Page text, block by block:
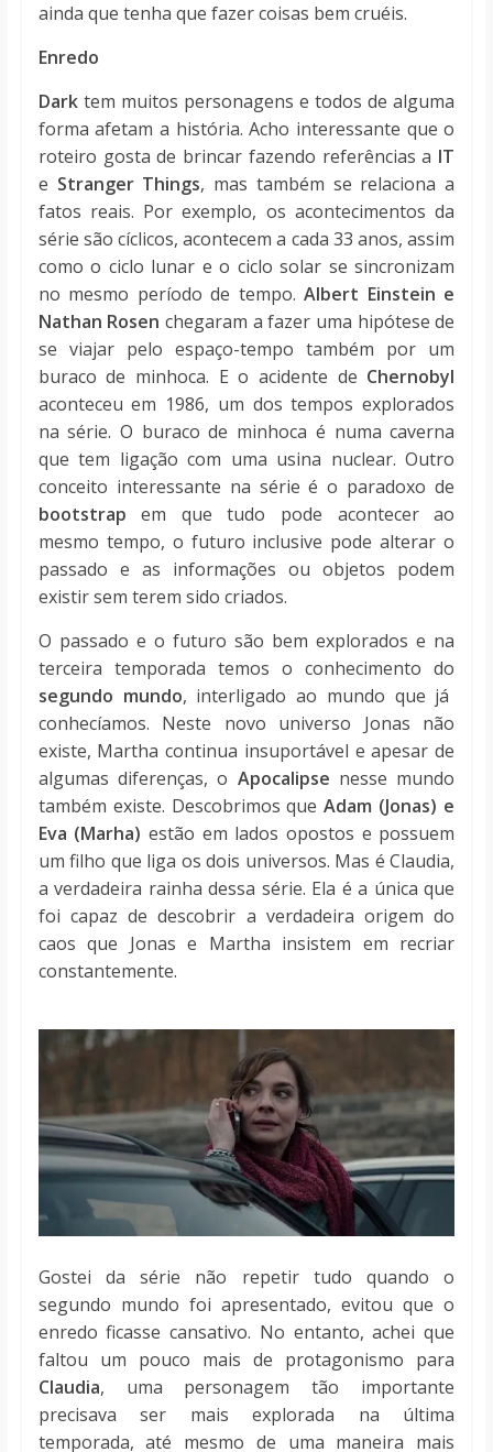
ainda que tenha que fazer coisas bem cruéis.
Enredo
Darktem muitos personagens e todos de alguma
forma afetam a história. Acho interessante que o
roteiro gosta de brincar fazendo referências a IT
e Stranger Things, mas também se relaciona a
fatos reais. Por exemplo, os acontecimentos da
série são cíclicos, acontecem a cada 33 anos, assim
como o ciclo lunar e o ciclo solar se sincronizam
no mesmo período de tempo.Albert Einstein e
Nathan Rosen chegaram a fazer uma hipótese de
se viajar pelo espaço-tempo também por um
buraco de minhoca. E o acidente de Chernobyl
aconteceu em 1986, um dos tempos explorados
na série. O buraco de minhoca é numa caverna
que tem ligação com uma usina nuclear. Outro
conceito interessante na série é o paradoxo de
bootstrap em que tudo pode acontecer ao
mesmo tempo, o futuro inclusive pode alterar o
passado e as informações ou objetos podem
existir sem terem sido criados.
O passado e o futuro são bem explorados e na
terceira temporada temos o conhecimento do
segundo mundo, interligado ao mundo que já
conhecíamos. Neste novo universo Jonas não
existe, Martha continua insuportável e apesar de
algumas diferenças, o Apocalipse nesse mundo
também existe. Descobrimos queAdam (Jonas) e
Eva (Marha) estão em lados opostos e possuem
um filho que liga os dois universos. Mas é Claudia,
a verdadeira rainha dessa série. Ela é a única que
foi capaz de descobrir a verdadeira origem do
caos que Jonas e Martha insistem em recriar
constantemente.
Gostei da série não repetir tudo quando o
segundo mundo foi apresentado, evitou que o
enredo ficasse cansativo. No entanto, achei que
faltou um pouco mais de protagonismo para
Claudia, uma personagem tão importante
precisava ser mais explorada na última
temporada, até mesmo de uma maneira mais